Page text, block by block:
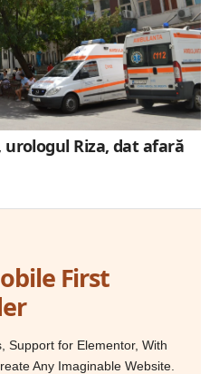
urologul Riza, dat afară
First
Support for Elementor, With
Any Imaginable Website.